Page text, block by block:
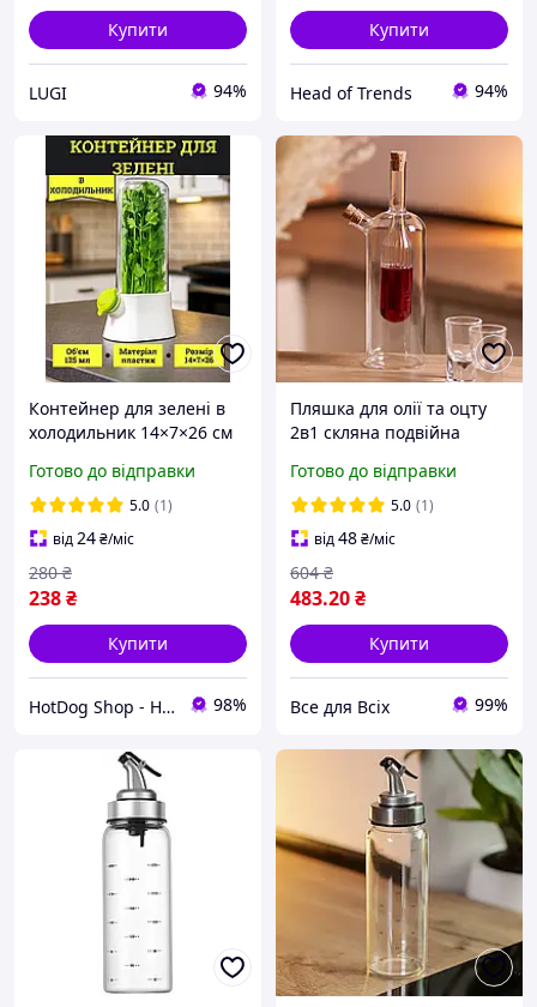
Купити
LUGI 94%
Купити
Head of Trends 94%
Контейнер для зелені в
холодильник 14×7×26 см
пластиковий Білий
Готово до відправки
5.0 (1)
від24₴/міс
238₴
280 ₴
Купити
HotDog Shop - Найкращі товари для дому та сімʼї, з любовʼю до деталей! 98%
Пляшка для олії та оцту
2в1 скляна подвійна
кухонний посуд аксесуар
Готово до відправки
5.0 (1)
від48₴/міс
483.20₴
604 ₴
Купити
Все для Всіх 99%